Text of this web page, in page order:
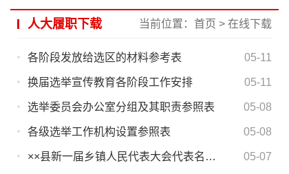
人大履职下载 当前位置： 首页 > 在线下载
各阶段发放给选区的材料参考表 05-11
换届选举宣传教育各阶段工作安排 05-11
选举委员会办公室分组及其职责参照表 05-08
各级选举工作机构设置参照表 05-08
××县新一届乡镇人民代表大会代表名额及构成要求表 05-07